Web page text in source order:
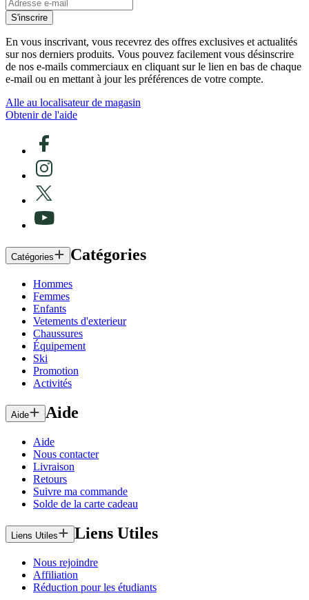
S'inscrire
En vous inscrivant, vous recevrez des offres exclusives et actualités
sur nos derniers produits. Vous pouvez facilement vous désinscrire
de nos e-mails commerciaux en cliquant sur le lien en bas de chaque
e-mail ou en mettant à jour les préférences de votre compte.
Alle au localisateur de magasin
Obtenir de l'aide
Catégories Catégories
Hommes
Femmes
Enfants
Vetements d'exterieur
Chaussures
Équipement
Ski
Promotion
Activités
Aide Aide
Aide
Nous contacter
Livraison
Retours
Suivre ma commande
Solde de la carte cadeau
Liens Utiles Liens Utiles
Nous rejoindre
Affiliation
Réduction pour les étudiants